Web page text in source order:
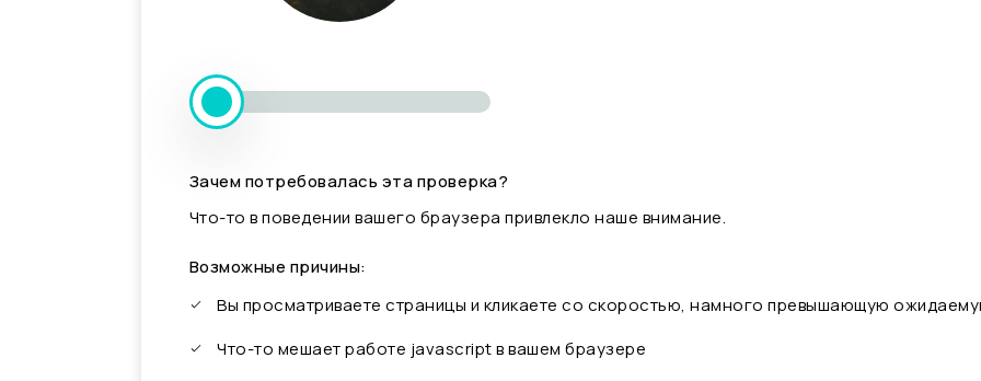
Зачем потребовалась эта проверка?
Что-то в поведении вашего браузера привлекло наше внимание.
Возможные причины:
Вы просматриваете страницы и кликаете со скоростью, намного превышающую
Что-то мешает работе javascript в вашем браузере